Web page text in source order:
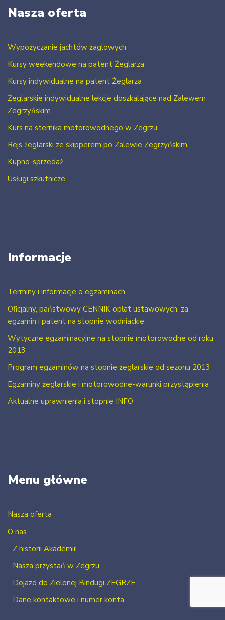
Nasza oferta
Wypożyczanie jachtów żaglowych
Kursy weekendowe na patent Żeglarza
Kursy indywidualne na patent Żeglarza
Żeglarskie indywidualne lekcje doszkalające nad Zalewem
Zegrzyńskim
Kurs na sternika motorowodnego w Zegrzu
Rejs żeglarski ze skipperem po Zalewie Zegrzyńskim
Kupno-sprzedaż
Usługi szkutnicze
Informacje
Terminy i informacje o egzaminach.
Oficjalny, państwowy CENNIK opłat ustawowych, za
egzamin i patent na stopnie wodniackie
Wytyczne egzaminacyjne na stopnie motorowodne od roku
2013
Program egzaminów na stopnie żeglarskie od sezonu 2013
Egzaminy żeglarskie i motorowodne-warunki przystąpienia
Aktualne uprawnienia i stopnie INFO
Menu główne
Nasza oferta
O nas
Z historii Akademii!
Nasza przystań w Zegrzu
Dojazd do Zielonej Bindugi ZEGRZE
Dane kontaktowe i numer konta.